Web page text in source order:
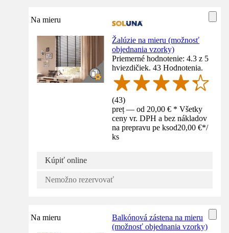
Na mieru
Žalúzie na mieru (možnosť
objednania vzorky)
Priemerné hodnotenie: 4.3 z 5
hviezdičiek. 43 Hodnotenia.
(43)
preț — od 20,00 € * Všetky
ceny vr. DPH a bez nákladov
na prepravu pe ksod20,00 €*/
ks
Kúpiť online
Nemožno rezervovať
Na mieru
Balkónová zástena na mieru
(možnosť objednania vzorky)